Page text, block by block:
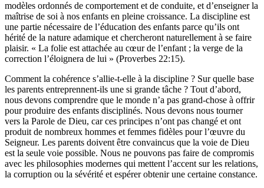
modèles ordonnés de comportement et de conduite, et d’enseigner la
maîtrise de soi à nos enfants en pleine croissance. La discipline est
une partie nécessaire de l’éducation des enfants parce qu’ils ont
hérité de la nature adamique et chercheront naturellement à se faire
plaisir. « La folie est attachée au cœur de l’enfant ; la verge de la
correction l’éloignera de lui » (Proverbes 22:15).
Comment la cohérence s’allie-t-elle à la discipline ? Sur quelle base
les parents entreprennent-ils une si grande tâche ? Tout d’abord,
nous devons comprendre que le monde n’a pas grand-chose à offrir
pour produire des enfants disciplinés. Nous devons nous tourner
vers la Parole de Dieu, car ces principes n’ont pas changé et ont
produit de nombreux hommes et femmes fidèles pour l’œuvre du
Seigneur. Les parents doivent être convaincus que la voie de Dieu
est la seule voie possible. Nous ne pouvons pas faire de compromis
avec les philosophies modernes qui mettent l’accent sur les relations,
la corruption ou la sévérité et espérer obtenir une certaine constance.